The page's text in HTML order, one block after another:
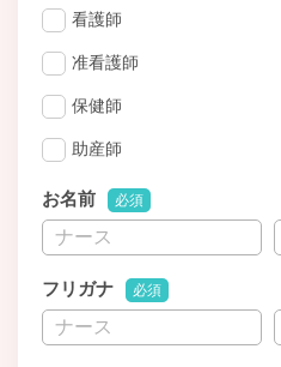
看護師
准看護師
保健師
助産師
お名前 必須
フリガナ 必須